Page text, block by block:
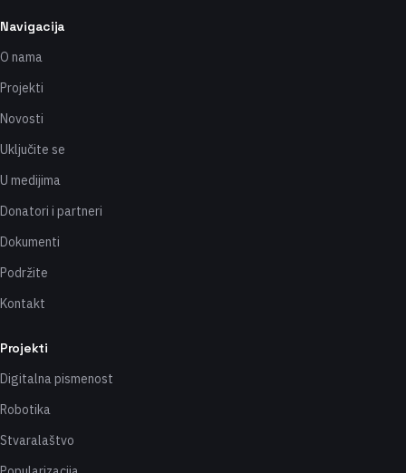
Navigacija
O nama
Projekti
Novosti
Uključite se
U medijima
Donatori i partneri
Dokumenti
Podržite
Kontakt
Projekti
Digitalna pismenost
Robotika
Stvaralaštvo